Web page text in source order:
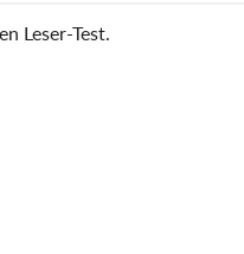
Leser-Test.